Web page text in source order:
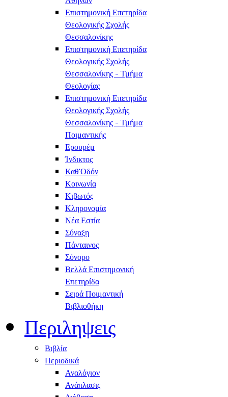
Επιστημονική Επετηρίδα
Θεολογικής Σχολής
Θεσσαλονίκης
Επιστημονική Επετηρίδα
Θεολογικής Σχολής
Θεσσαλονίκης - Τμήμα
Θεολογίας
Επιστημονική Επετηρίδα
Θεολογικής Σχολής
Θεσσαλονίκης - Τμήμα
Ποιμαντικής
Ερουρέμ
Ίνδικτος
Καθ'Οδόν
Κοινωνία
Κιβωτός
Κληρονομία
Νέα Εστία
Σύναξη
Πάνταινος
Σύνορο
Βελλά Επιστημονική
Επετηρίδα
Σειρά Ποιμαντική
Βιβλιοθήκη
Περιληψεις
Βιβλία
Περιοδικά
Αναλόγιον
Ανάπλασις